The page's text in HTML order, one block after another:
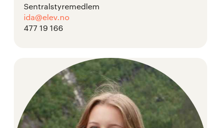
Sentralstyremedlem
ida@elev.no
477 19 166